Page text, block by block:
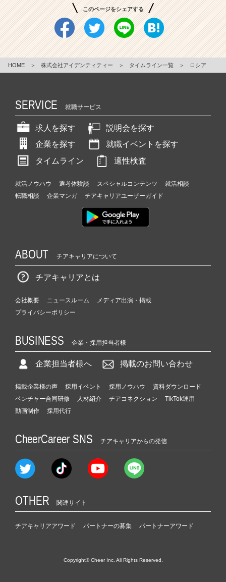
このページをシェアする
HOME ＞ 株式会社アイデンティティー ＞ タイムライン一覧 ＞ ロシア
SERVICE 就職サービス
求人を探す
説明会を探す
企業を探す
就職イベントを探す
タイムライン
適性検査
就活ノウハウ 選考体験談 スペシャルコンテンツ
就活相談
転職相談
企業マンガ チアキャリアユーザーガイド
ABOUT チアキャリアについて
チアキャリアとは
会社概要 ニュースルーム
メディア出演・掲載
プライバシーポリシー
BUSINESS 企業・採用担当者様
企業担当者様へ 掲載のお問い合わせ
掲載企業様の声 採用イベント 採用ノウハウ
資料ダウンロード
ベンチャー合同研修
人材紹介 チアコネクション
TikTok運用
動画制作
採用代行
CheerCareer SNS チアキャリアからの発信
OTHER 関連サイト
チアキャリアアワード パートナーの募集 パートナーアワード
Copyright© Cheer Inc. All Rights Reserved.